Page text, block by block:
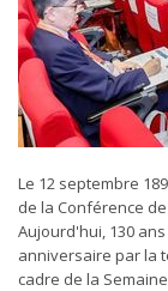
Le 12 septembre
de la Conférence
Aujourd'hui, 130
anniversaire par la
cadre de la